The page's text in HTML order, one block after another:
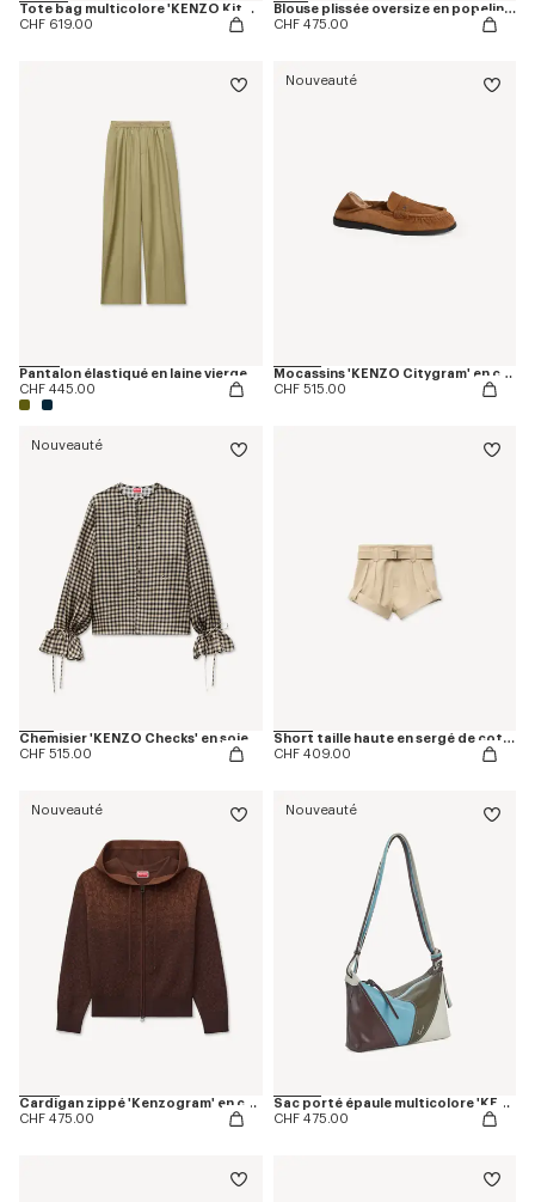
Tote bag multicolore 'KENZO Kite' en cuir
CHF 619.00
Blouse plissée oversize en popeline de coton
CHF 475.00
Pantalon élastiqué en laine vierge
CHF 445.00
Nouveauté
Mocassins 'KENZO Citygram' en cuir suédé
CHF 515.00
Nouveauté
Chemisier 'KENZO Checks' en soie
CHF 515.00
Short taille haute en sergé de coton
CHF 409.00
Nouveauté
Cardigan zippé 'Kenzogram' en coton tricoté
CHF 475.00
Nouveauté
Sac porté épaule multicolore 'KENZO Kite' en cuir
CHF 475.00